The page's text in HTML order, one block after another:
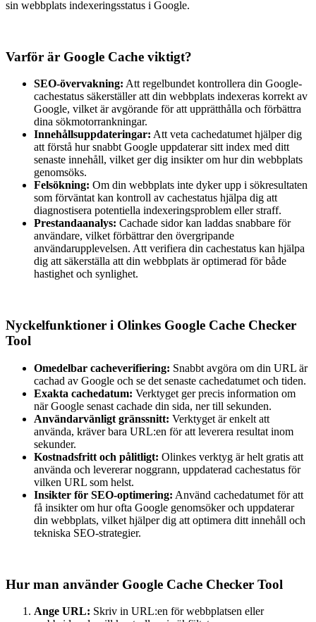
sin webbplats indexeringsstatus i Google.
Varför är Google Cache viktigt?
SEO-övervakning: Att regelbundet kontrollera din Google-
cachestatus säkerställer att din webbplats indexeras korrekt av
Google, vilket är avgörande för att upprätthålla och förbättra
dina sökmotorrankningar.
Innehållsuppdateringar: Att veta cachedatumet hjälper dig
att förstå hur snabbt Google uppdaterar sitt index med ditt
senaste innehåll, vilket ger dig insikter om hur din webbplats
genomsöks.
Felsökning: Om din webbplats inte dyker upp i sökresultaten
som förväntat kan kontroll av cachestatus hjälpa dig att
diagnostisera potentiella indexeringsproblem eller straff.
Prestandaanalys: Cachade sidor kan laddas snabbare för
användare, vilket förbättrar den övergripande
användarupplevelsen. Att verifiera din cachestatus kan hjälpa
dig att säkerställa att din webbplats är optimerad för både
hastighet och synlighet.
Nyckelfunktioner i Olinkes Google Cache Checker
Tool
Omedelbar cacheverifiering: Snabbt avgöra om din URL är
cachad av Google och se det senaste cachedatumet och tiden.
Exakta cachedatum: Verktyget ger precis information om
när Google senast cachade din sida, ner till sekunden.
Användarvänligt gränssnitt: Verktyget är enkelt att
använda, kräver bara URL:en för att leverera resultat inom
sekunder.
Kostnadsfritt och pålitligt: Olinkes verktyg är helt gratis att
använda och levererar noggrann, uppdaterad cachestatus för
vilken URL som helst.
Insikter för SEO-optimering: Använd cachedatumet för att
få insikter om hur ofta Google genomsöker och uppdaterar
din webbplats, vilket hjälper dig att optimera ditt innehåll och
tekniska SEO-strategier.
Hur man använder Google Cache Checker Tool
Ange URL: Skriv in URL:en för webbplatsen eller